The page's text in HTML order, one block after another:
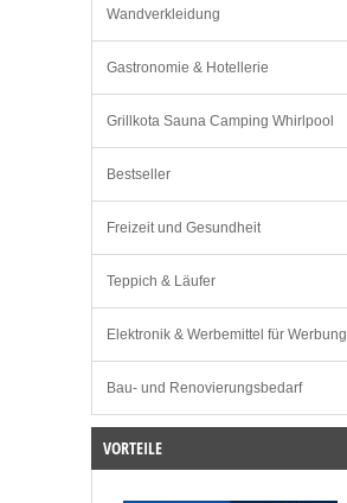
Wandverkleidung
Gastronomie & Hotellerie
Grillkota Sauna Camping Whirlpool
Bestseller
Freizeit und Gesundheit
Teppich & Läufer
Elektronik & Werbemittel für Werbung
Bau- und Renovierungsbedarf
VORTEILE